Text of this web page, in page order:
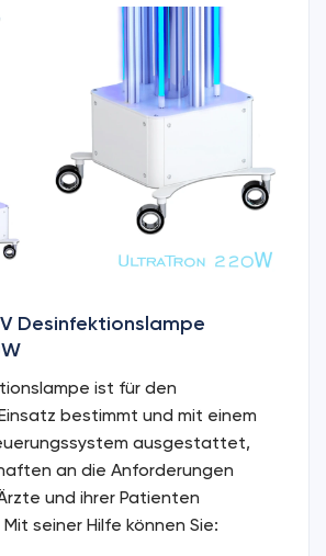
Desinfektionslampe
ist für den
bestimmt und mit einem
ausgestattet,
an die Anforderungen
und ihrer Patienten
seiner Hilfe können Sie: